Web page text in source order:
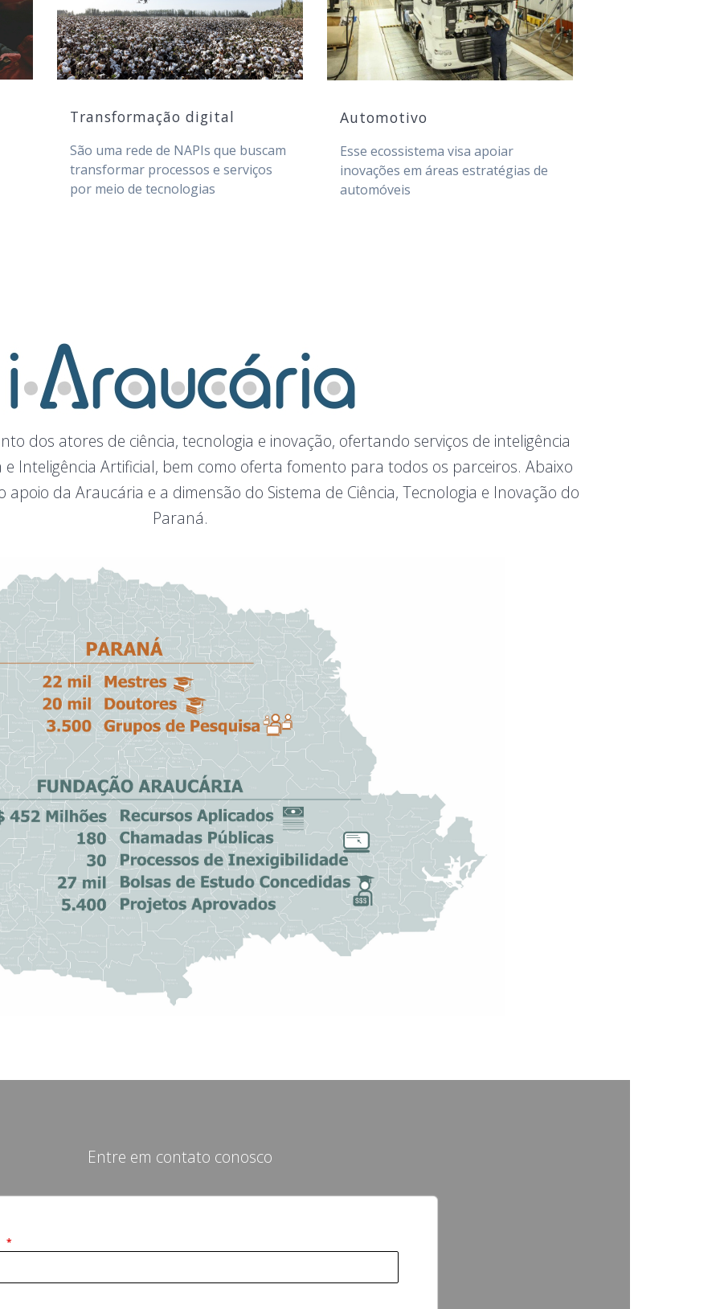
Transformação digital
São uma rede de NAPIs que buscam
transformar processos e serviços
por meio de tecnologias
Automotivo
Esse ecossistema visa apoiar
inovações em áreas estratégias de
automóveis
dos atores de ciência, tecnologia e inovação, ofertando serviços de inteligência
Inteligência Artificial, bem como oferta fomento para todos os parceiros. Abaixo
da Araucária e a dimensão do Sistema de Ciência, Tecnologia e Inovação do
Paraná.
Entre em contato conosco
*